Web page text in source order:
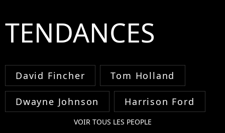
TENDANCES
David Fincher Tom Holland
Dwayne Johnson Harrison Ford
VOIR TOUS LES PEOPLE